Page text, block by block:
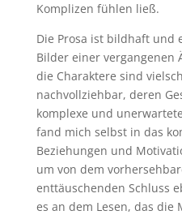
Komplizen fühlen ließ.
Die Prosa ist bildhaft und
Bilder einer vergangenen
die Charaktere sind
nachvollziehbar, deren
komplexe und
fand mich selbst in das
Beziehungen und
um von dem
enttäuschenden Schluss
es an dem Lesen, das die